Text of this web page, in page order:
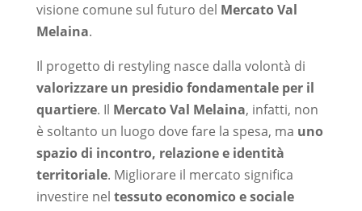
visione comune sul futuro del Mercato Val
Melaina.
Il progetto di restyling nasce dalla volontà di
valorizzare un presidio fondamentale per il
quartiere. Il Mercato Val Melaina, infatti, non
è soltanto un luogo dove fare la spesa, ma uno
spazio di incontro, relazione e identità
territoriale. Migliorare il mercato significa
investire nel tessuto economico e sociale